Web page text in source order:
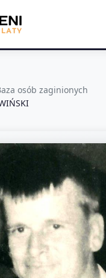
osób zaginionych